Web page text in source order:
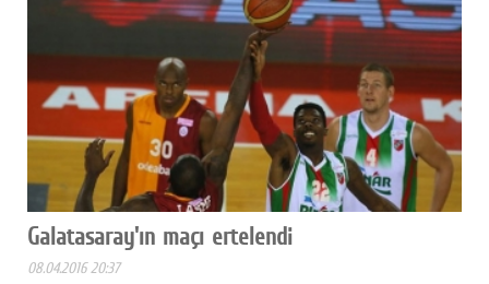
Galatasaray'ın maçı ertelendi
08.04.2016 20:37